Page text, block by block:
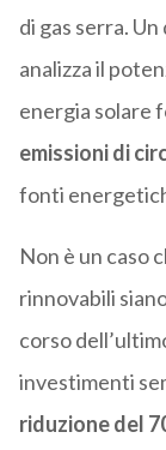
di gas serra.
analizza il
energia solare
emissioni di
fonti
Non è un caso
rinnovabili
corso
investimenti
riduzione del